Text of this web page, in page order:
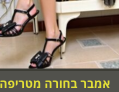
אמבר בחורה מטריפה